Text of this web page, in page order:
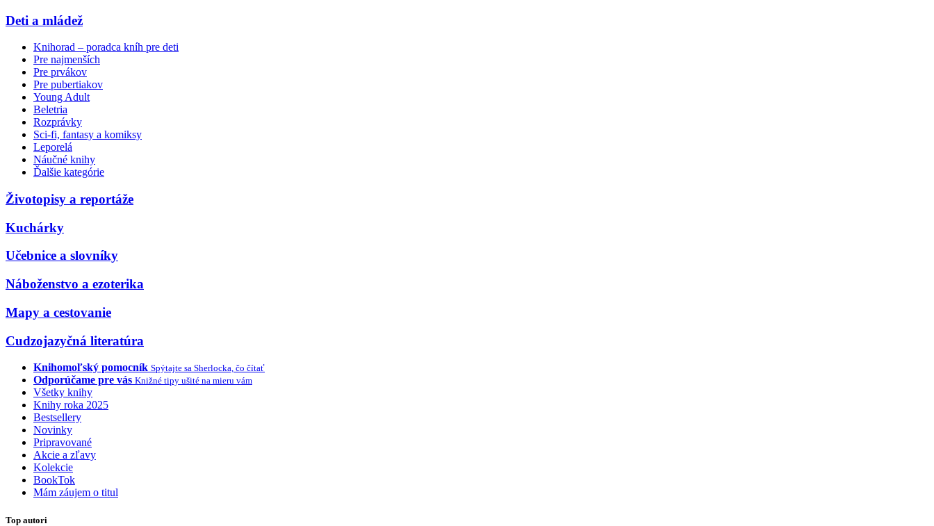
Deti a mládež
Knihorad – poradca kníh pre deti
Pre najmenších
Pre prvákov
Pre pubertiakov
Young Adult
Beletria
Rozprávky
Sci-fi, fantasy a komiksy
Leporelá
Náučné knihy
Ďalšie kategórie
Životopisy a reportáže
Kuchárky
Učebnice a slovníky
Náboženstvo a ezoterika
Mapy a cestovanie
Cudzojazyčná literatúra
Knihomoľský pomocník Spýtajte sa Sherlocka, čo čítať
Odporúčame pre vás Knižné tipy ušité na mieru vám
Všetky knihy
Knihy roka 2025
Bestsellery
Novinky
Pripravované
Akcie a zľavy
Kolekcie
BookTok
Mám záujem o titul
Top autori